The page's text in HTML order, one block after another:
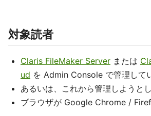
対象読者
Claris FileMaker Server または
ud を Admin Console で管理して
あるいは、これから管理しようと
ブラウザが Google Chrome /